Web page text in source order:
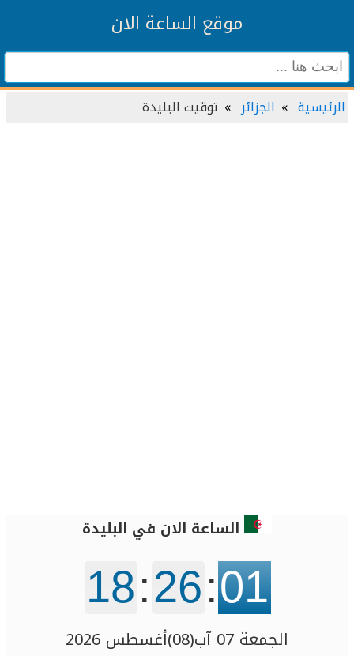
موقع الساعة الان
الرئيسية الجزائر توقيت البليدة‎
الساعة الان في البليدة‎
18:26:01
الجمعة 07 آب(08)أغسطس 2026